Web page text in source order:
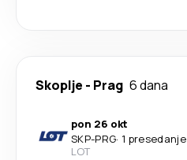
Skoplje - Prag 6 dana
pon 26 okt
SKP-PRG· 1 presedanje
LOT